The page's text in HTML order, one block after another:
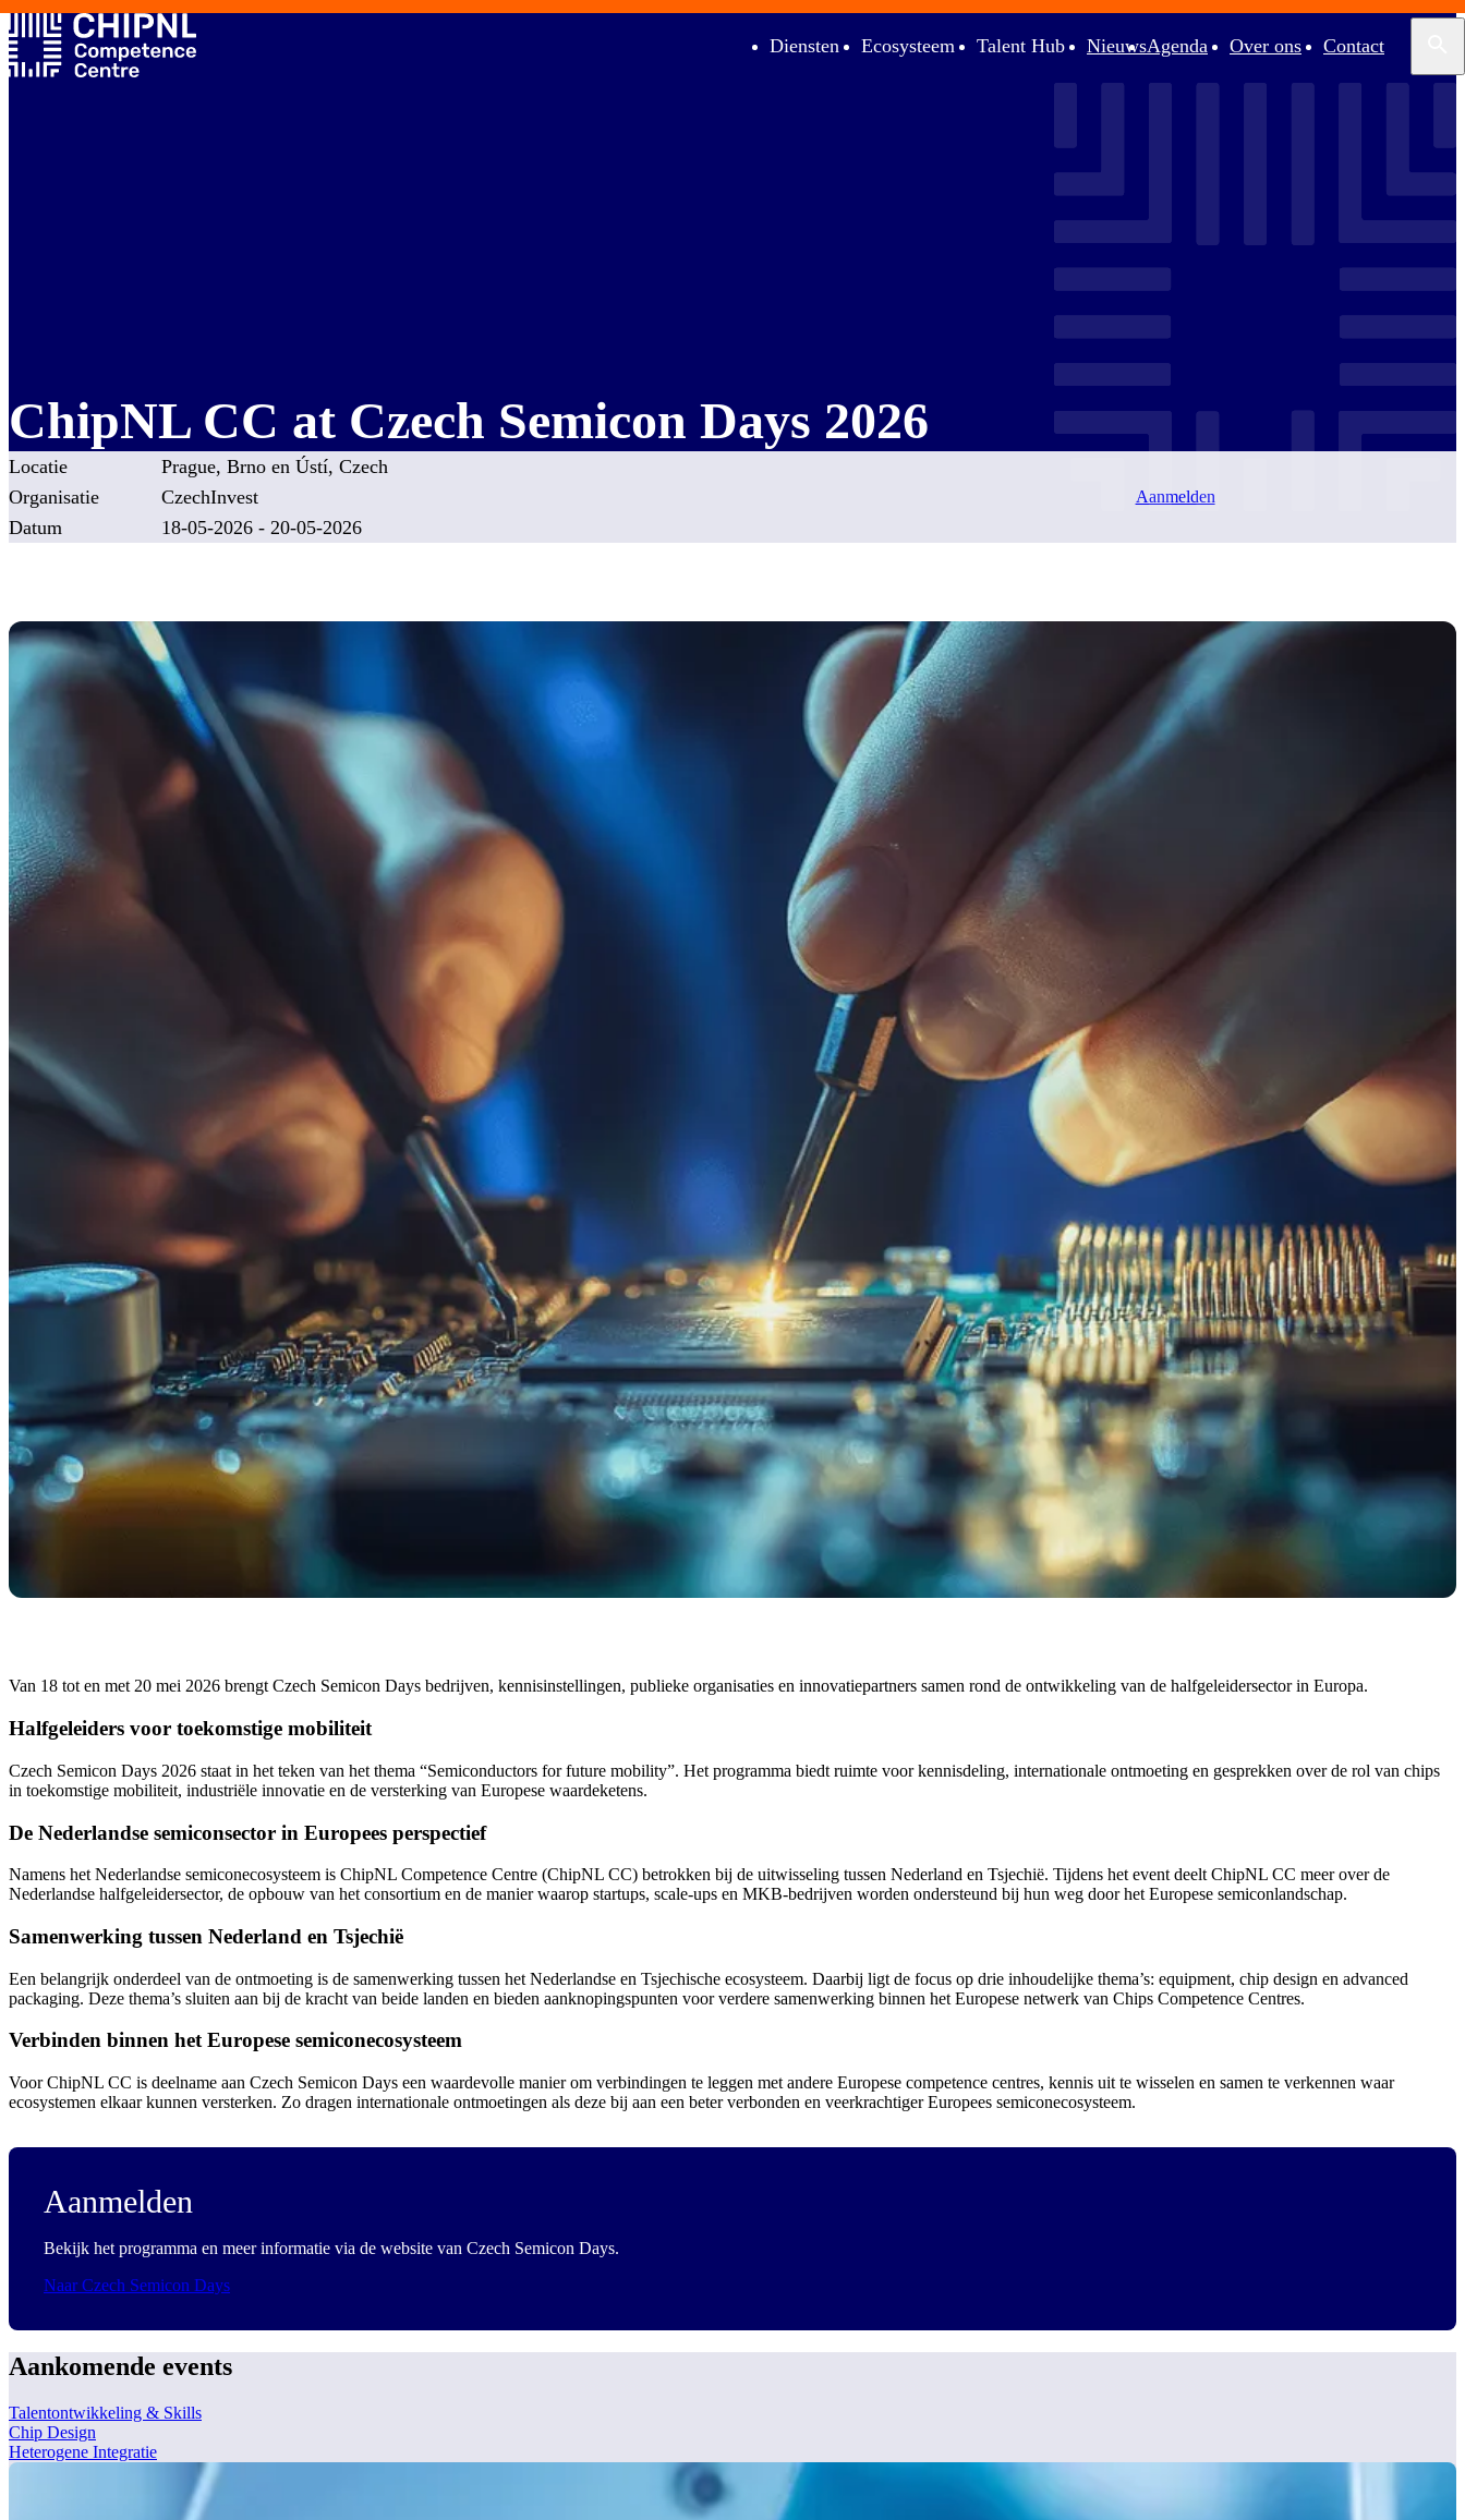
Diensten Ecosysteem Talent Hub NieuwsAgenda Over ons Contact
ChipNL CC at Czech Semicon Days 2026
Locatie
Prague, Brno en Ústí, Czech
Organisatie
CzechInvest
Datum
18-05-2026 - 20-05-2026
Aanmelden
Van 18 tot en met 20 mei 2026 brengt Czech Semicon Days bedrijven, kennisinstellingen, publieke organisaties en innovatiepartners samen rond de ontwikkeling van de halfgeleidersector in Europa.
Halfgeleiders voor toekomstige mobiliteit
Czech Semicon Days 2026 staat in het teken van het thema “Semiconductors for future mobility”. Het programma biedt ruimte voor kennisdeling, internationale ontmoeting en gesprekken over de rol van chips
in toekomstige mobiliteit, industriële innovatie en de versterking van Europese waardeketens.
De Nederlandse semiconsector in Europees perspectief
Namens het Nederlandse semiconecosysteem is ChipNL Competence Centre (ChipNL CC) betrokken bij de uitwisseling tussen Nederland en Tsjechië. Tijdens het event deelt ChipNL CC meer over de
Nederlandse halfgeleidersector, de opbouw van het consortium en de manier waarop startups, scale-ups en MKB-bedrijven worden ondersteund bij hun weg door het Europese semiconlandschap.
Samenwerking tussen Nederland en Tsjechië
Een belangrijk onderdeel van de ontmoeting is de samenwerking tussen het Nederlandse en Tsjechische ecosysteem. Daarbij ligt de focus op drie inhoudelijke thema’s: equipment, chip design en advanced
packaging. Deze thema’s sluiten aan bij de kracht van beide landen en bieden aanknopingspunten voor verdere samenwerking binnen het Europese netwerk van Chips Competence Centres.
Verbinden binnen het Europese semiconecosysteem
Voor ChipNL CC is deelname aan Czech Semicon Days een waardevolle manier om verbindingen te leggen met andere Europese competence centres, kennis uit te wisselen en samen te verkennen waar
ecosystemen elkaar kunnen versterken. Zo dragen internationale ontmoetingen als deze bij aan een beter verbonden en veerkrachtiger Europees semiconecosysteem.
Aanmelden
Bekijk het programma en meer informatie via de website van Czech Semicon Days.
Naar Czech Semicon Days
Aankomende events
Talentontwikkeling & Skills
Chip Design
Heterogene Integratie